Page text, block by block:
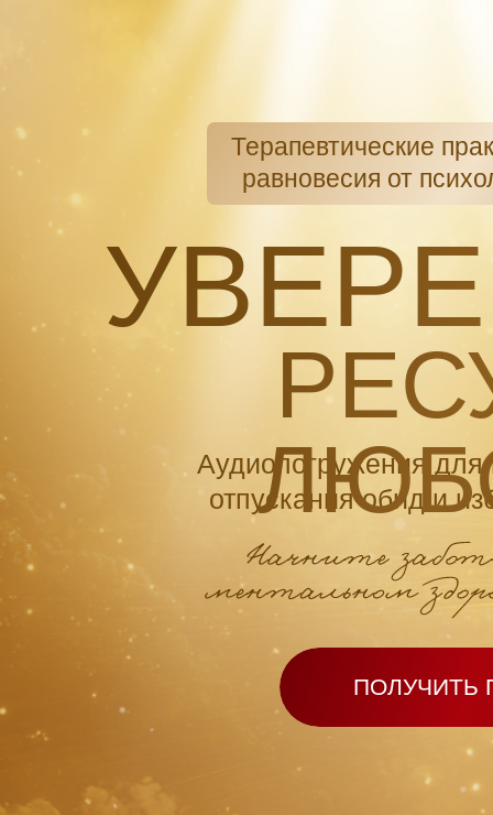
Терапевтические
равновесия от
Аудиопогружения для
отпускания обид и
ПОЛУЧИТЬ